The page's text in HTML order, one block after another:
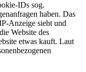
IDs sog.
haben. Das
Anzeige sieht und
Website des
etwas kauft. Laut